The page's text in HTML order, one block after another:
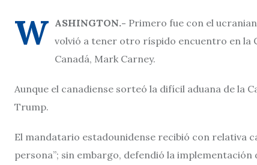
W ASHINGTON.- Primero fue con el
volvió a tener otro ríspido encuentro en la
Canadá, Mark Carney.
Aunque el canadiense sorteó la difícil aduana de la
Trump.
El mandatario estadounidense recibió con relativa
persona”; sin embargo, defendió la